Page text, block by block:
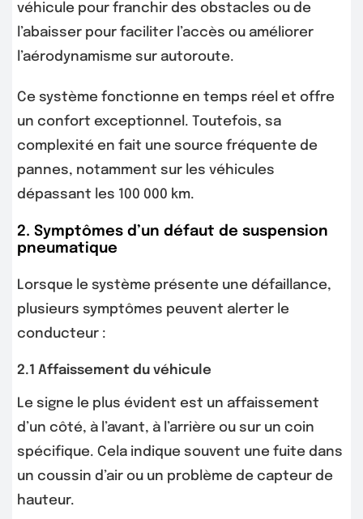
véhicule pour franchir des obstacles ou de
l’abaisser pour faciliter l’accès ou améliorer
l’aérodynamisme sur autoroute.
Ce système fonctionne en temps réel et offre
un confort exceptionnel. Toutefois, sa
complexité en fait une source fréquente de
pannes, notamment sur les véhicules
dépassant les 100 000 km.
2. Symptômes d’un défaut de suspension
pneumatique
Lorsque le système présente une défaillance,
plusieurs symptômes peuvent alerter le
conducteur :
2.1 Affaissement du véhicule
Le signe le plus évident est un affaissement
d’un côté, à l’avant, à l’arrière ou sur un coin
spécifique. Cela indique souvent une fuite dans
un coussin d’air ou un problème de capteur de
hauteur.